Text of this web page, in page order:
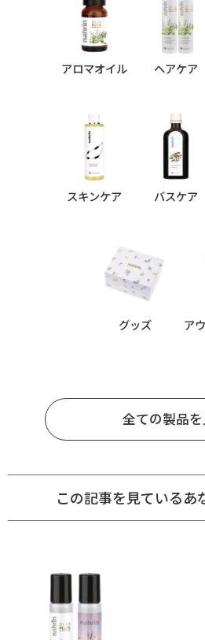
アロマオイル ヘアケア
スキンケア バスケア
グッズ ア
全ての製品
この記事を見ているあ